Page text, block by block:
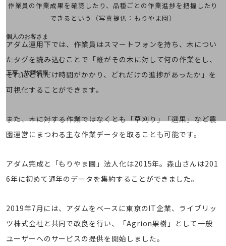
料金分析(ご利用料金管理サービス)
個人のお客さま
NTTドコモ
OCNなど
工事・故障情報
NTTドコモ 通信障害情報
作業員の作業成果を確認したり、 品種ごとの作業進捗を把握したり
できるという（写真提供：もりやま園）
アダム運用下では、作業員はスマートフォンを持ち、木につい
たタグを読み込むことで「誰がその木に対して何の作業をし、
それにどれだけ時間がかかり、どれだけの進捗があったか」を
可視化することができます。
また、木に対する作業ではなくとも「草刈り」「選果」など農
園運営にまつわる主な作業データを取ることも可能です。
アダム完成と「もりやま園」法人化は2015年。森山さんは201
6年に初めて通年のデータを集約することができました。
2019年7月には、アダムをベースに東京のIT企業、ライブリッ
ツ株式会社と共同で改良を行い、「Agrion果樹」として一般
ユーザーへのサービスの提供を開始しました。